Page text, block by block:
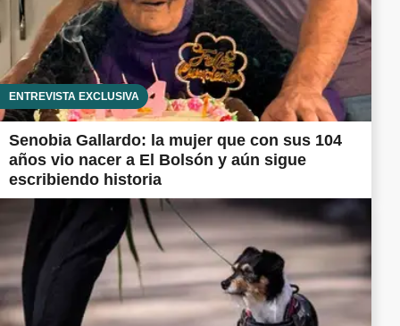
ENTREVISTA EXCLUSIVA
Senobia Gallardo: la mujer que con sus 104
años vio nacer a El Bolsón y aún sigue
escribiendo historia